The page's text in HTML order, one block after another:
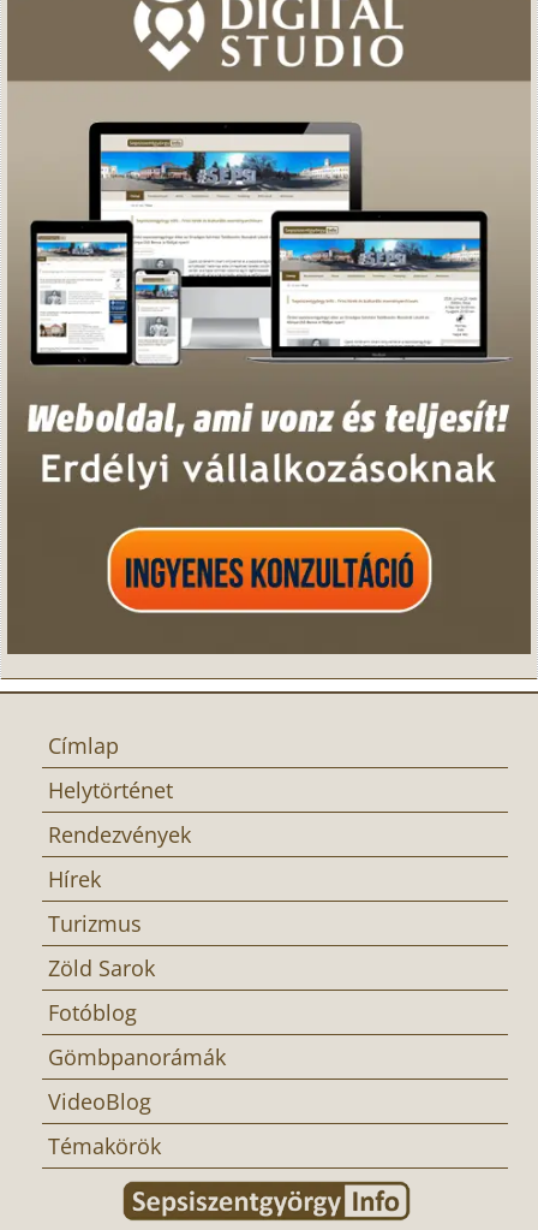
Címlap
Helytörténet
Rendezvények
Hírek
Turizmus
Zöld Sarok
Fotóblog
Gömbpanorámák
VideoBlog
Témakörök